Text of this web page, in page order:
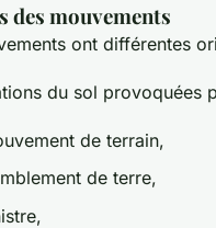
des mouvements
ont différentes
du sol provoquées
de terrain,
de terre,